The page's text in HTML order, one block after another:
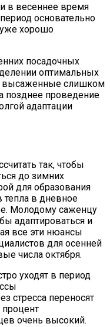
в весеннее время
основательно
уже хорошо
посадочных
оптимальных
высаженные слишком
позднее проведение
адаптации
так, чтобы
до зимних
для образования
тепла в дневное
Молодому саженцу
адаптироваться и
все эти нюансы
для осенней
числа октября.
уходят в период
стресса переносят
очень высокий.